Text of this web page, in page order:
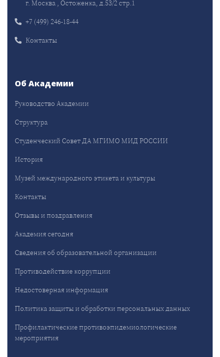
г. Москва , Остоженка, д.53/2 стр.1
+7 (499) 246-18-44
Контакты
Об Академии
Руководство Академии
Структура
Студенческий Совет ДА МГИМО МИД РОССИИ
История
Музей международного этикета и культуры
Контакты
Отзывы и поздравления
Академия сегодня
Сведения об образовательной организации
Противодействие коррупции
Недостоверная информация
Политика защиты и обработки персональных данных
Профилактические противоэпидемиологические
мероприятия